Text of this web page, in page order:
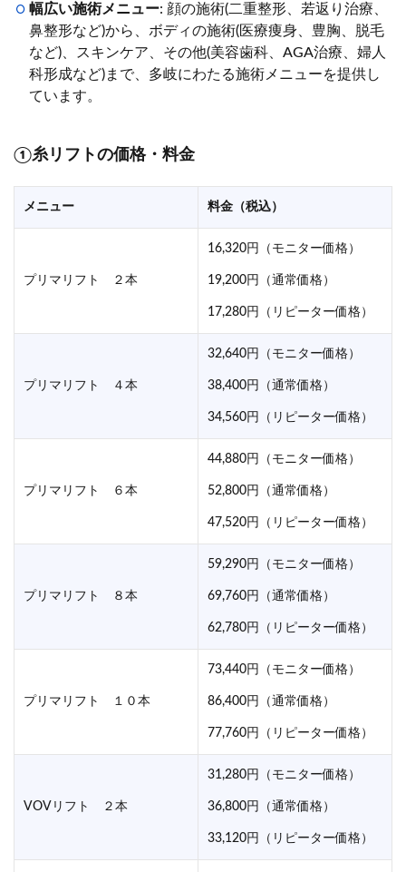
幅広い施術メニュー: 顔の施術(二重整形、若返り治療、
鼻整形など)から、ボディの施術(医療痩身、豊胸、脱毛
など)、スキンケア、その他(美容歯科、AGA治療、婦人
科形成など)まで、多岐にわたる施術メニューを提供し
ています。
①糸リフトの価格・料金
メニュー 料金（税込）
プリマリフト ２本
16,320円（モニター価格）
19,200円（通常価格）
17,280円（リピーター価格）
プリマリフト ４本
32,640円（モニター価格）
38,400円（通常価格）
34,560円（リピーター価格）
プリマリフト ６本
44,880円（モニター価格）
52,800円（通常価格）
47,520円（リピーター価格）
プリマリフト ８本
59,290円（モニター価格）
69,760円（通常価格）
62,780円（リピーター価格）
プリマリフト １０本
73,440円（モニター価格）
86,400円（通常価格）
77,760円（リピーター価格）
VOVリフト ２本
31,280円（モニター価格）
36,800円（通常価格）
33,120円（リピーター価格）